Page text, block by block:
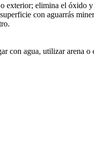
exterior; elimina el óxido
con aguarrás
con agua, utilizar arena o